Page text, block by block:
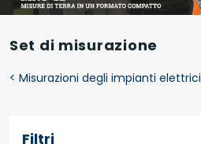
Set di misurazione
< Misurazioni degli impianti elettrici
Filtri